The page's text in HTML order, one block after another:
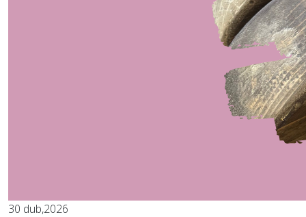
30 dub,2026